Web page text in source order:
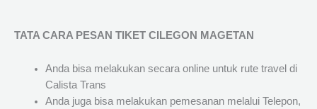
TATA CARA PESAN TIKET CILEGON MAGETAN
Anda bisa melakukan secara online untuk rute travel di
Calista Trans
Anda juga bisa melakukan pemesanan melalui Telepon,